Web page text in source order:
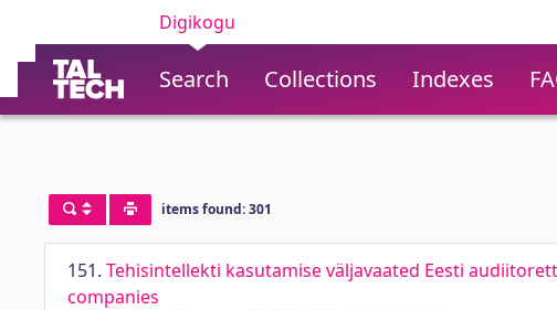
Digikogu
Search Collections Indexes
items found: 301
151. Tehisintellekti kasutamise väljavaated Eesti
companies